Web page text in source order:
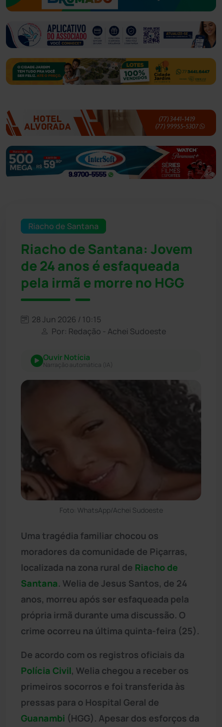
Riacho de Santana
Riacho de Santana: Jovem
de 24 anos é esfaqueada
pela irmã e morre no HGG
28 Jun 2026 / 10:15
Por: Redação - Achei Sudoeste
Ouvir Notícia
Narração automática (IA)
Foto: WhatsApp/Achei Sudoeste
Uma tragédia familiar chocou os
moradores da comunidade de Piçarras,
localizada na zona rural de Riacho de
Santana. Welia de Jesus Santos, de 24
anos, morreu após ser esfaqueada pela
própria irmã durante uma discussão. O
crime ocorreu na última quinta-feira (25).
De acordo com os registros oficiais da
Polícia Civil, Welia chegou a receber os
primeiros socorros e foi transferida às
pressas para o Hospital Geral de
Guanambi (HGG). Apesar dos esforços da